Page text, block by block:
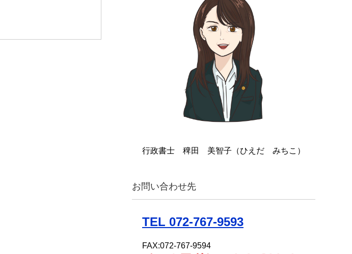
行政書士 稗田 美智子（ひえだ みちこ）
お問い合わせ先
TEL 072-767-9593
FAX:072-767-9594